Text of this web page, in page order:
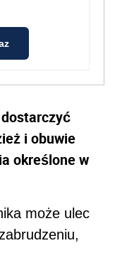
i obuwie
określone w
może ulec